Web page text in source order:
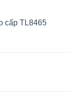
cấp TL8465
₫.